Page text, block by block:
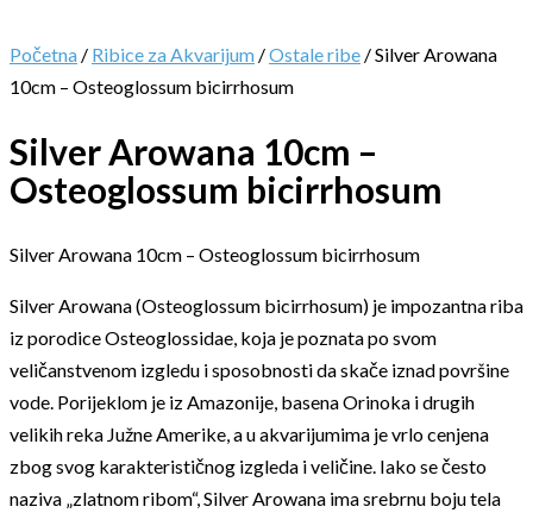
Početna / Ribice za Akvarijum /Ostale ribe / Silver Arowana
10cm – Osteoglossum bicirrhosum
Silver Arowana 10cm –
Osteoglossum bicirrhosum
Silver Arowana 10cm – Osteoglossum bicirrhosum
Silver Arowana (Osteoglossum bicirrhosum) je impozantna riba
iz porodice Osteoglossidae, koja je poznata po svom
veličanstvenom izgledu i sposobnosti da skače iznad površine
vode. Porijeklom je iz Amazonije, basena Orinoka i drugih
velikih reka Južne Amerike, a u akvarijumima je vrlo cenjena
zbog svog karakterističnog izgleda i veličine. Iako se često
naziva „zlatnom ribom“, Silver Arowana ima srebrnu boju tela